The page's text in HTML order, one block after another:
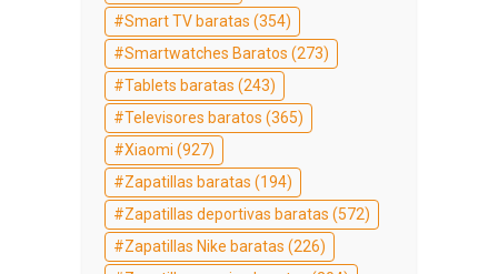
Smart TV baratas (354)
Smartwatches Baratos (273)
Tablets baratas (243)
Televisores baratos (365)
Xiaomi (927)
Zapatillas baratas (194)
Zapatillas deportivas baratas (572)
Zapatillas Nike baratas (226)